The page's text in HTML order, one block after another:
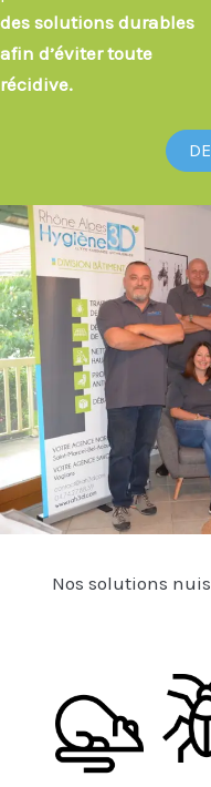
des solutions durables
afin d’éviter toute
récidive.
Nos solutions